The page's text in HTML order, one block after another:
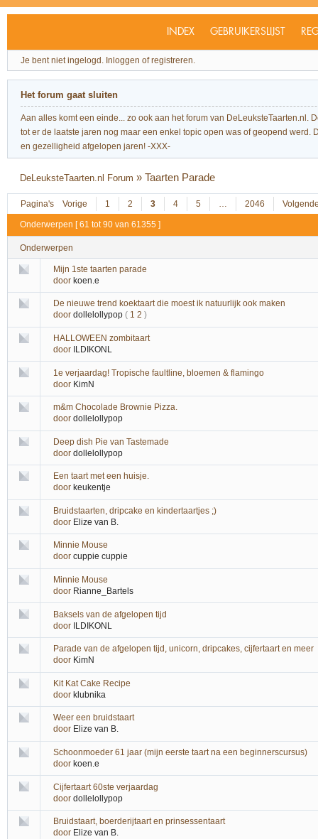
INDEX GEBRUIKERSLIJST
Je bent niet ingelogd. Inloggen of registreren.
Het forum gaat sluiten
Aan alles komt een einde... zo ook aan het forum van
tot er de laatste jaren nog maar een enkel topic open was of geopend
en gezelligheid afgelopen jaren! -XXX-
DeLeuksteTaarten.nl Forum »Taarten Parade
Pagina's Vorige 1 2 3 4 5 … 2046
Onderwerpen [ 61 tot 90 van 61355 ]
Onderwerpen
Mijn 1ste taarten parade
door koen.e
De nieuwe trend koektaart die moest ik natuurlijk ook maken
door dollelollypop ( 1 2 )
HALLOWEEN zombitaart
door ILDIKONL
1e verjaardag! Tropische faultline, bloemen & flamingo
door KimN
m&m Chocolade Brownie Pizza.
door dollelollypop
Deep dish Pie van Tastemade
door dollelollypop
Een taart met een huisje.
door keukentje
Bruidstaarten, dripcake en kindertaartjes ;)
door Elize van B.
Minnie Mouse
door cuppie cuppie
Minnie Mouse
door Rianne_Bartels
Baksels van de afgelopen tijd
door ILDIKONL
Parade van de afgelopen tijd, unicorn, dripcakes, cijfertaart en meer
door KimN
Kit Kat Cake Recipe
door klubnika
Weer een bruidstaart
door Elize van B.
Schoonmoeder 61 jaar (mijn eerste taart na een beginnerscursus)
door koen.e
Cijfertaart 60ste verjaardag
door dollelollypop
Bruidstaart, boerderijtaart en prinsessentaart
door Elize van B.